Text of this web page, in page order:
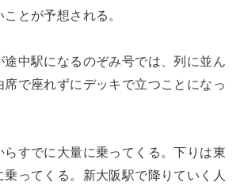
とが予想される。
中駅になるのぞみ号では、列に並ん
席で座れずにデッキで立つことになっ
らすでに大量に乗ってくる。下りは東
ってくる。新大阪駅で降りていく人